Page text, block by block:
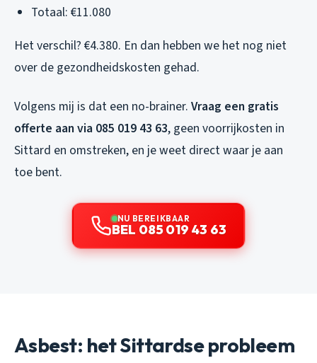
Totaal: €11.080
Het verschil? €4.380. En dan hebben we het nog niet
over de gezondheidskosten gehad.
Volgens mij is dat een no-brainer. Vraag een gratis
offerte aan via 085 019 43 63, geen voorrijkosten in
Sittard en omstreken, en je weet direct waar je aan
toe bent.
NU BEREIKBAAR
BEL 085 019 43 63
Asbest: het Sittardse probleem